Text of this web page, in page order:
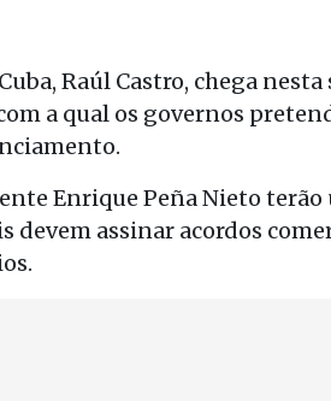
Raúl Castro, chega
a qual os governos
Enrique Peña Nieto
devem assinar acordos